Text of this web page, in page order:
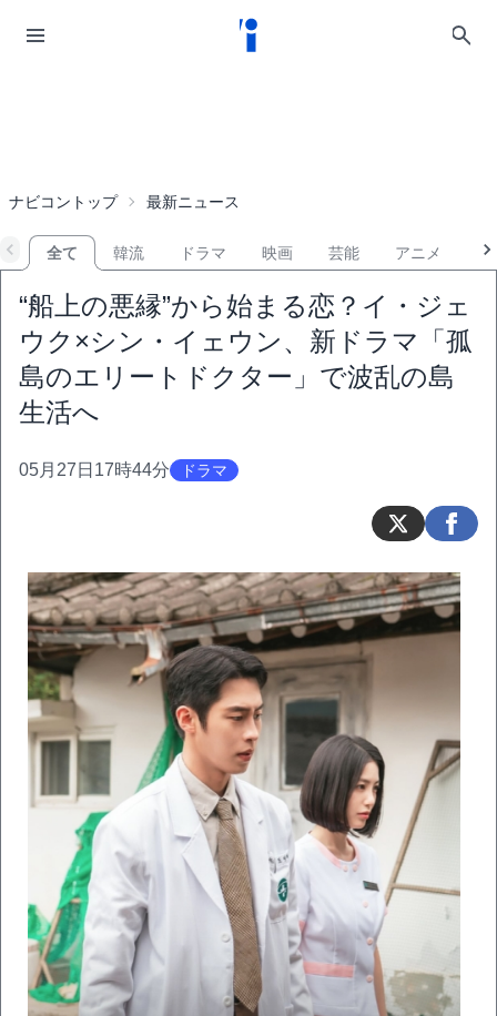
ナビコントップ 最新ニュース
全て 韓流 ドラマ 映画 芸能 アニメ
“船上の悪縁”から始まる恋？イ・ジェ
ウク×シン・イェウン、新ドラマ「孤
島のエリートドクター」で波乱の島
生活へ
05月27日17時44分 ドラマ